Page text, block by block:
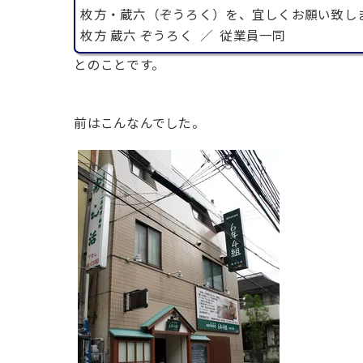
枚方・蔵六（ぞうろく）を、宜しくお願い致し
枚方 蔵六 ぞうろく ／ 従業員一同
とのことです。
前はこんなんでした。